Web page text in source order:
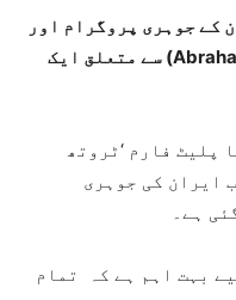
کے جوہری پروگرام اور
(Abraham Accords) سے متعلق ایک
پلیٹ فارم ‘ٹروتھ
ایران کی جوہری
ہے۔
بہت اہم ہے کہ تمام